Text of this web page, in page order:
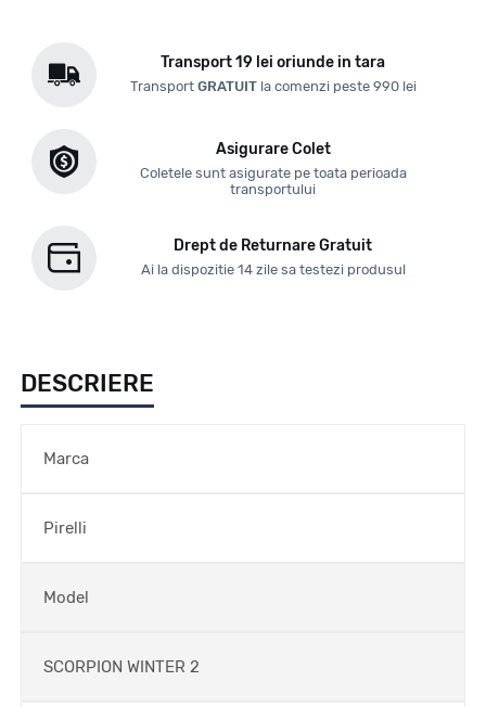
Transport 19 lei oriunde in tara
Transport GRATUITla comenzi peste 990 lei
Asigurare Colet
Coletele sunt asigurate pe toata perioada
transportului
Drept de Returnare Gratuit
Ai la dispozitie 14 zile sa testezi produsul
DESCRIERE
Marca
Pirelli
Model
SCORPION WINTER 2